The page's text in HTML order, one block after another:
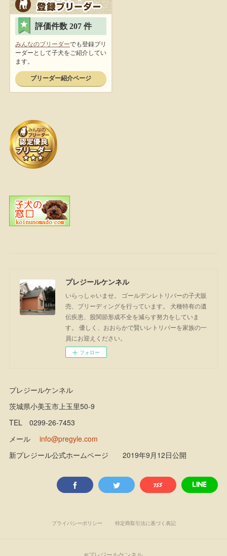
プレジールケンネル
いらっしゃいませ。 ゴールデンレトリバーの子犬販
売、ブリーディングを行っています。 犬種特有の遺
伝疾患、股関節形成不全を減らす努力をしていま
す。 優しく、おおらかで賢いレトリバーを家族の一
員にお迎えください。
フォロー
プレジールケンネル
茨城県小美玉市上玉里50-9
TEL 0299-26-7453
メールinfo@pregyle.com
新プレジール公式ホームページ 2019年9月12日公開
プライバシーポリシー 特定商取引法に基づく表記